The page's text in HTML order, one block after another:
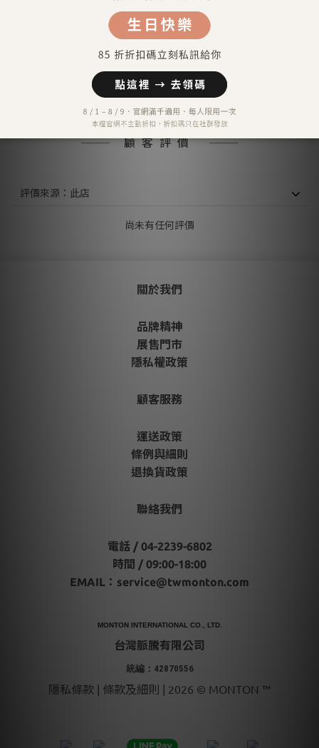
信用卡付款（SHOPLINE Pay）
Apple Pay
7-11 超商取貨付款
LINE Pay
匯款 (台灣脈騰指定帳號)
信用卡分期付款-三期
顧客評價
尚未有任何評價
關於我們
品牌精神
展售門市
隱私權政策
顧客服務
運送政策
條例與細則
退換貨政策
聯絡我們
電話 / 04-2239-6802
時間 / 09:00-18:00
EMAIL： service@twmonton.com
MONTON INTERNATIONAL CO., LTD.
台灣脈騰有限公司
統編：42870556
隱私條款 | 條款及細則 | 2026 © MONTON ™